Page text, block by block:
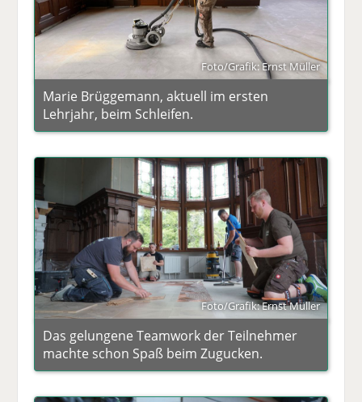
Foto/Grafik: Ernst Müller
Marie Brüggemann, aktuell im ersten
Lehrjahr, beim Schleifen.
Foto/Grafik: Ernst Müller
Das gelungene Teamwork der Teilnehmer
machte schon Spaß beim Zugucken.